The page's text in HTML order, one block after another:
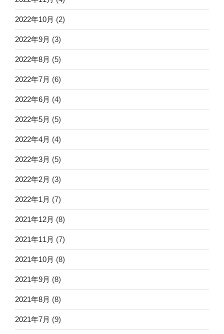
2022年10月 (2)
2022年9月 (3)
2022年8月 (5)
2022年7月 (6)
2022年6月 (4)
2022年5月 (5)
2022年4月 (4)
2022年3月 (5)
2022年2月 (3)
2022年1月 (7)
2021年12月 (8)
2021年11月 (7)
2021年10月 (8)
2021年9月 (8)
2021年8月 (8)
2021年7月 (9)